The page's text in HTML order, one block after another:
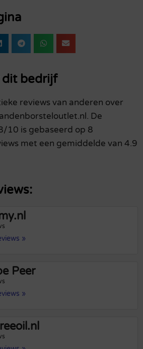
dit bedrijf
reviews van anderen over
De
10 is gebaseerd op 8
met een gemiddelde van 4.9
»
Peer
»